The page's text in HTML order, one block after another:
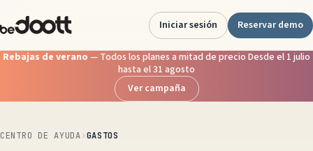
al
contenido
Iniciar sesión Reservar demo
Rebajas de verano — Todos los planes a mitad de precio Desde el 1 julio
hasta el 31 agosto
Ver campaña
CENTRO DE AYUDA›GASTOS